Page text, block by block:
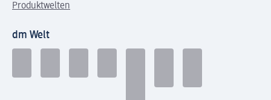
Produktwelten
dm Welt